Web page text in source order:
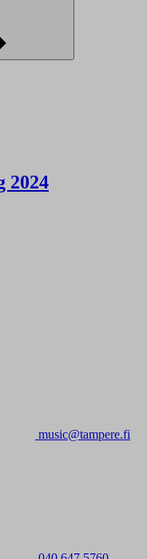
2024
music@tampere.fi